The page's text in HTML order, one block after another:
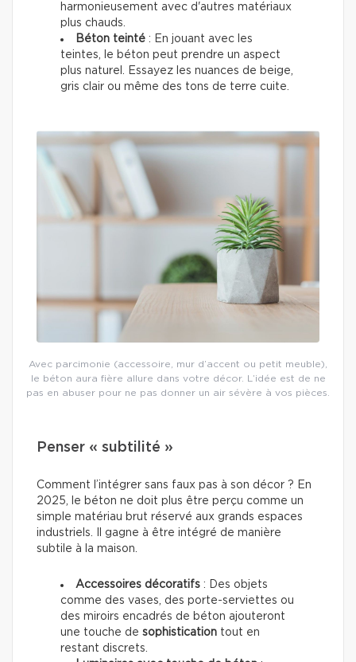
harmonieusement avec d'autres matériaux
plus chauds.
Béton teinté : En jouant avec les
teintes, le béton peut prendre un aspect
plus naturel. Essayez les nuances de beige,
gris clair ou même des tons de terre cuite.
Avec parcimonie (accessoire, mur d’accent ou petit meuble),
le béton aura fière allure dans votre décor. L’idée est de ne
pas en abuser pour ne pas donner un air sévère à vos pièces.
Penser « subtilité »
Comment l’intégrer sans faux pas à son décor ? En
2025, le béton ne doit plus être perçu comme un
simple matériau brut réservé aux grands espaces
industriels. Il gagne à être intégré de manière
subtile à la maison.
Accessoires décoratifs : Des objets
comme des vases, des porte-serviettes ou
des miroirs encadrés de béton ajouteront
une touche de sophistication tout en
restant discrets.